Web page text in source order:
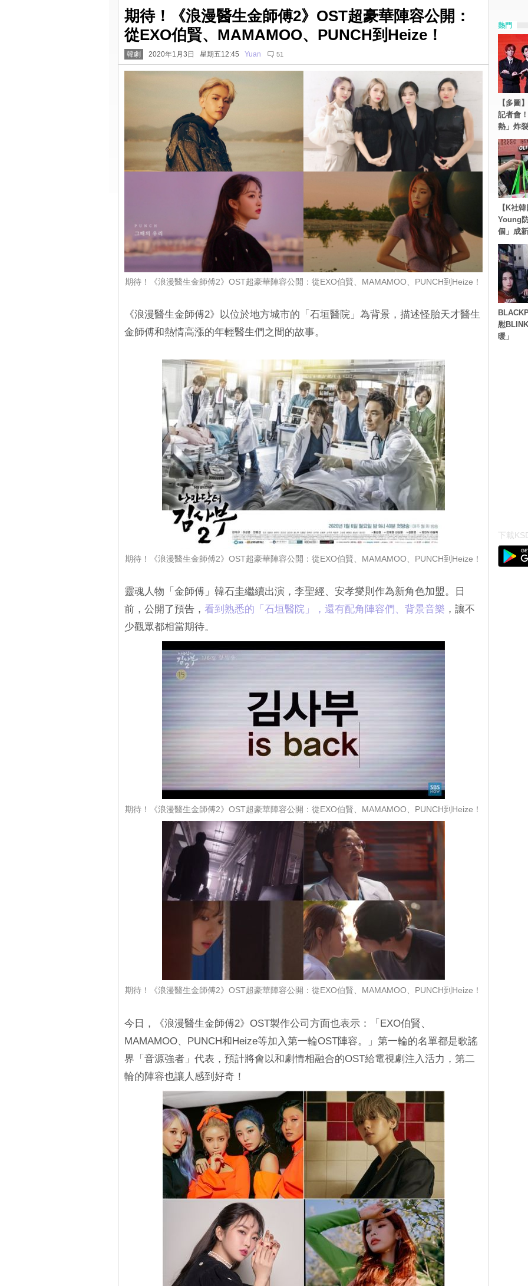
期待！《浪漫醫生金師傅2》OST超豪華陣容公開：
從EXO伯賢、MAMAMOO、PUNCH到Heize！
韓劇 2020年1月3日 星期五12:45 Yuan 51
期待！《浪漫醫生金師傅2》OST超豪華陣容公開：從EXO伯賢、MAMAMOO、PUNCH到Heize！
《浪漫醫生金師傅2》以位於地方城市的「石垣醫院」為背景，描述怪胎天才醫生
金師傅和熱情高漲的年輕醫生們之間的故事。
期待！《浪漫醫生金師傅2》OST超豪華陣容公開：從EXO伯賢、MAMAMOO、PUNCH到Heize！
靈魂人物「金師傅」韓石圭繼續出演，李聖經、安孝燮則作為新角色加盟。日
前，公開了預告， 看到熟悉的「石垣醫院」，還有配角陣容們、背景音樂 ，讓不
少觀眾都相當期待。
期待！《浪漫醫生金師傅2》OST超豪華陣容公開：從EXO伯賢、MAMAMOO、PUNCH到Heize！
期待！《浪漫醫生金師傅2》OST超豪華陣容公開：從EXO伯賢、MAMAMOO、PUNCH到Heize！
今日，《浪漫醫生金師傅2》OST製作公司方面也表示：「EXO伯賢、
MAMAMOO、PUNCH和Heize等加入第一輪OST陣容。」第一輪的名單都是歌謠
界「音源強者」代表，預計將會以和劇情相融合的OST給電視劇注入活力，第二
輪的陣容也讓人感到好奇！
熱門
【多圖
記者會
熱」炸
【K社
Young
個」成
慰
暖」
下載